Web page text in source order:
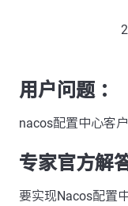
用户问题 ：
nacos配置中心客
专家官方解答
要实现Nacos配置